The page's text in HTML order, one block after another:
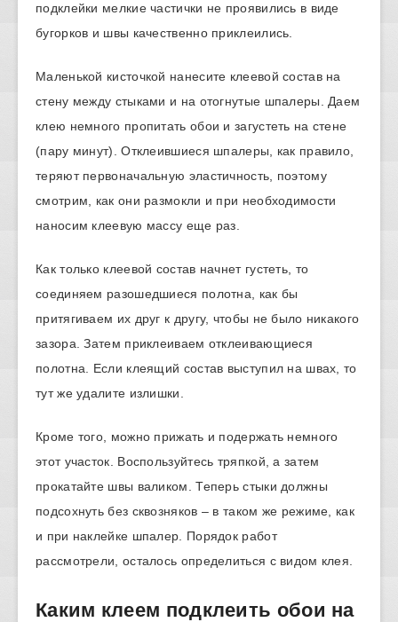
подклейки мелкие частички не проявились в виде
бугорков и швы качественно приклеились.
Маленькой кисточкой нанесите клеевой состав на
стену между стыками и на отогнутые шпалеры. Даем
клею немного пропитать обои и загустеть на стене
(пару минут). Отклеившиеся шпалеры, как правило,
теряют первоначальную эластичность, поэтому
смотрим, как они размокли и при необходимости
наносим клеевую массу еще раз.
Как только клеевой состав начнет густеть, то
соединяем разошедшиеся полотна, как бы
притягиваем их друг к другу, чтобы не было никакого
зазора. Затем приклеиваем отклеивающиеся
полотна. Если клеящий состав выступил на швах, то
тут же удалите излишки.
Кроме того, можно прижать и подержать немного
этот участок. Воспользуйтесь тряпкой, а затем
прокатайте швы валиком. Теперь стыки должны
подсохнуть без сквозняков – в таком же режиме, как
и при наклейке шпалер. Порядок работ
рассмотрели, осталось определиться с видом клея.
Каким клеем подклеить обои на